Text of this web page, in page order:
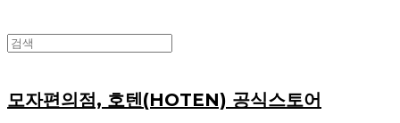
모자편의점, 호텐(HOTEN) 공식스토어